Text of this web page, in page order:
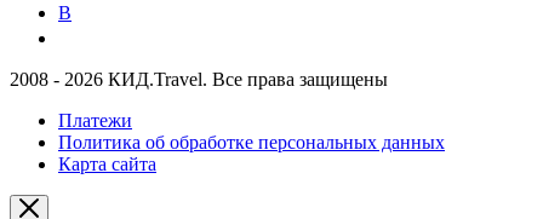
В
2008 - 2026 КИД.Travel. Все права защищены
Платежи
Политика об обработке персональных данных
Карта сайта